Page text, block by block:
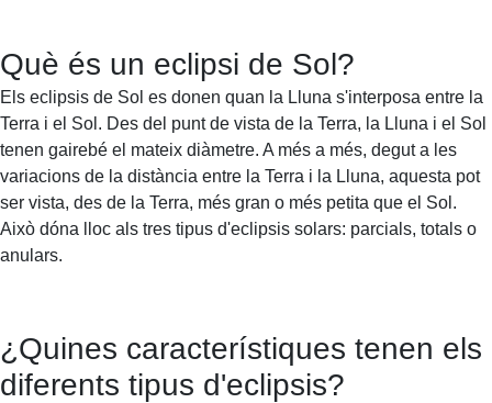
Què és un eclipsi de Sol?
Els eclipsis de Sol es donen quan la Lluna s'interposa entre la
Terra i el Sol. Des del punt de vista de la Terra, la Lluna i el Sol
tenen gairebé el mateix diàmetre. A més a més, degut a les
variacions de la distància entre la Terra i la Lluna, aquesta pot
ser vista, des de la Terra, més gran o més petita que el Sol.
Això dóna lloc als tres tipus d'eclipsis solars: parcials, totals o
anulars.
¿Quines característiques tenen els
diferents tipus d'eclipsis?